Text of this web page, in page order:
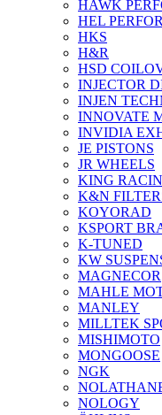
HAWK
HEL
HKS
H&R
HSD
INJECTOR
INJEN
INNOVATE
INVIDIA
JE PISTONS
JR WHEELS
KING
K&N
KOYORAD
KSPORT
K-TUNED
KW
MAGNECOR
MAHLE
MANLEY
MILLTEK
MISHIMOTO
MONGOOSE
NGK
NOLOGY